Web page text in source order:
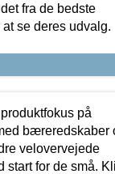
fra de bedste
se deres udvalg.
på
bæreredskaber
velovervejede
start for de små.